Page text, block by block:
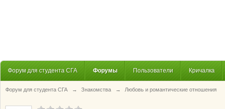
Форум для студента СГА Форумы Пользователи Кричалка
Форум для студента СГА → Знакомства → Любовь и романтические отношения